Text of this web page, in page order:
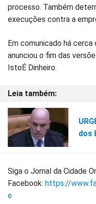
processo. Também
execuções contra a
Em comunicado há cerca
anunciou o fim das
IstoÉ Dinheiro.
dos
Siga o Jornal da Cidade
Facebook: https://
e